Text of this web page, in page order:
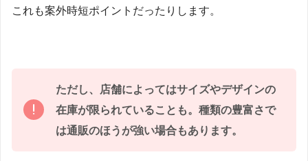
これも案外時短ポイントだったりします。
ただし、店舗によってはサイズやデザインの
在庫が限られていることも。種類の豊富さで
は通販のほうが強い場合もあります。